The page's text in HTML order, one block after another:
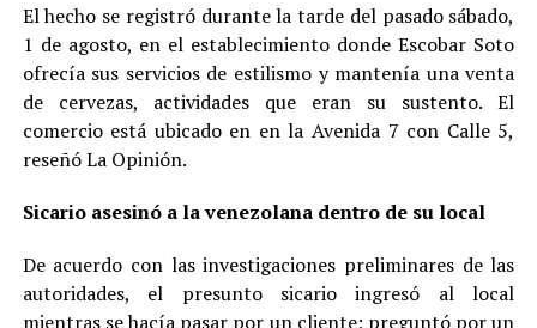
El hecho se registró durante la tarde del pasado sábado,
1 de agosto, en el establecimiento donde Escobar Soto
ofrecía sus servicios de estilismo y mantenía una venta
de cervezas, actividades que eran su sustento. El
comercio está ubicado en en la Avenida 7 con Calle 5,
reseñó La Opinión.
Sicario asesinó a la venezolana dentro de su local
De acuerdo con las investigaciones preliminares de las
autoridades, el presunto sicario ingresó al local
mientras se hacía pasar por un cliente; preguntó por un